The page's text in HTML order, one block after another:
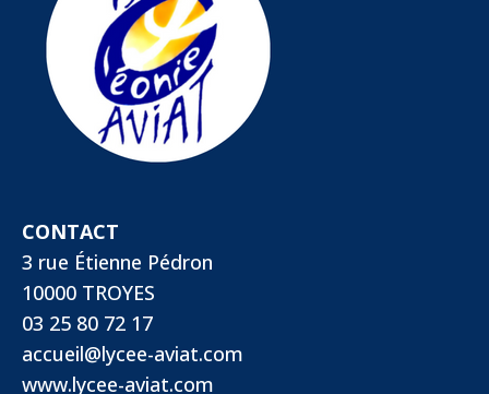
CONTACT
3 rue Étienne Pédron
10000 TROYES
03 25 80 72 17
accueil@lycee-aviat.com
www.lycee-aviat.com